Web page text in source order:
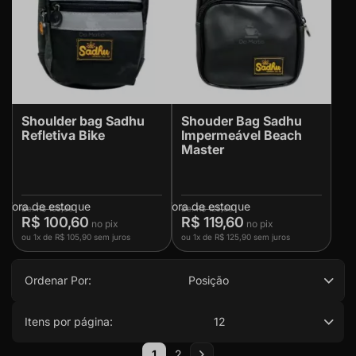
Shoulder bag Sadhu
Refletiva Bike
R$ 105,90
R$ 100,60
ou 1x de R$ 105,90 sem juros
Fora de estoque
Shouder Bag Sadhu
Impermeável Beach
Master
R$ 125,90
R$ 119,60
ou 1x de R$ 125,90 sem juros
Fora de estoque
Ordenar Por: Posição
Itens por página: 12
Página